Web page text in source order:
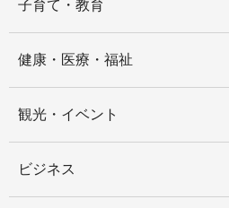
子育て・教育
健康・医療・福祉
観光・イベント
ビジネス